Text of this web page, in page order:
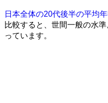
日本全体の20代後半の平均
比較すると、世間一般の水
っています。